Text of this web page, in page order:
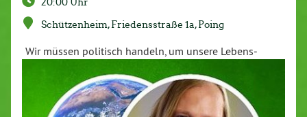
Schüt­zen­heim, Frie­dens­stra­ße 1a, Poing
Wir müssen politisch handeln, um unsere Le­bens­